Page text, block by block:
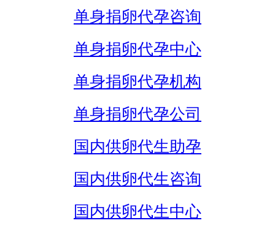
单身捐卵代孕咨询
单身捐卵代孕中心
单身捐卵代孕机构
单身捐卵代孕公司
国内供卵代生助孕
国内供卵代生咨询
国内供卵代生中心